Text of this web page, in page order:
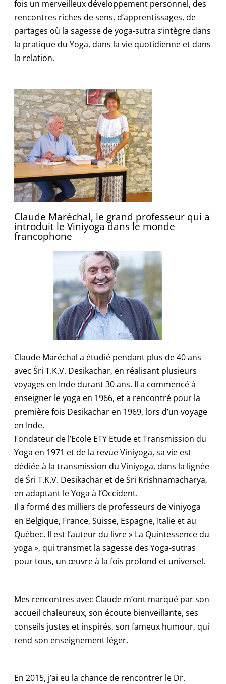
fois un merveilleux développement personnel, des
rencontres riches de sens, d’apprentissages, de
partages où la sagesse de yoga-sutra s’intègre dans
la pratique du Yoga, dans la vie quotidienne et dans
la relation.
Claude Maréchal, le grand professeur qui a
introduit le Viniyoga dans le monde
francophone
Claude Maréchal a étudié pendant plus de 40 ans
avec Śri T.K.V. Desikachar, en réalisant plusieurs
voyages en Inde durant 30 ans. Il a commencé à
enseigner le yoga en 1966, et a rencontré pour la
première fois Desikachar en 1969, lors d’un voyage
en Inde.
Fondateur de l’Ecole ETY Etude et Transmission du
Yoga en 1971 et de la revue Viniyoga, sa vie est
dédiée à la transmission du Viniyoga, dans la lignée
de Śri T.K.V. Desikachar et de Śri Krishnamacharya,
en adaptant le Yoga à l’Occident.
Il a formé des milliers de professeurs de Viniyoga
en Belgique, France, Suisse, Espagne, Italie et au
Québec. Il est l’auteur du livre » La Quintessence du
yoga », qui transmet la sagesse des Yoga-sutras
pour tous, un œuvre à la fois profond et universel.
Mes rencontres avec Claude m’ont marqué par son
accueil chaleureux, son écoute bienveillante, ses
conseils justes et inspirés, son fameux humour, qui
rend son enseignement léger.
En 2015, j’ai eu la chance de rencontrer le Dr.